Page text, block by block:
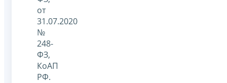
от
31.07.2020
№
248-
ФЗ,
КоАП
РФ.